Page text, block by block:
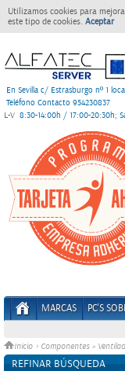
Utilizamos cookies para
este tipo de cookies. Aceptar
En Sevilla c/ Estrasburgo nº 1
Teléfono Contacto 954230837
L-V 8:30-14:00h / 17:00-20:30h;
MARCAS PC'S
Inicio > Componentes »
REFINAR BÚSQUEDA